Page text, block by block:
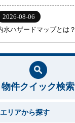
物件クイック検索
エリアから探す